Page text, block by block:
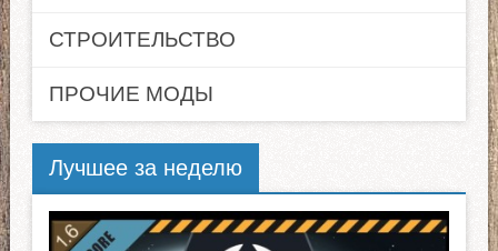
СТРОИТЕЛЬСТВО
ПРОЧИЕ МОДЫ
Лучшее за неделю